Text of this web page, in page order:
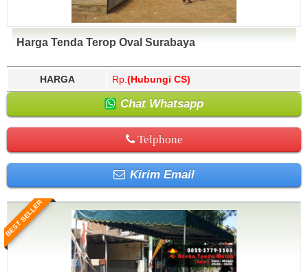
Harga Tenda Terop Oval Surabaya
HARGA Rp. (Hubungi CS)
Chat Whatsapp
Telphone
Kirim Email
BEST SELLER